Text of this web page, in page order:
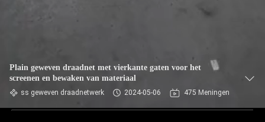
Plain geweven draadnet met vierkante gaten voor het
screenen en bewaken van materiaal
ss geweven draadnetwerk 2024-05-06 475 Meningen